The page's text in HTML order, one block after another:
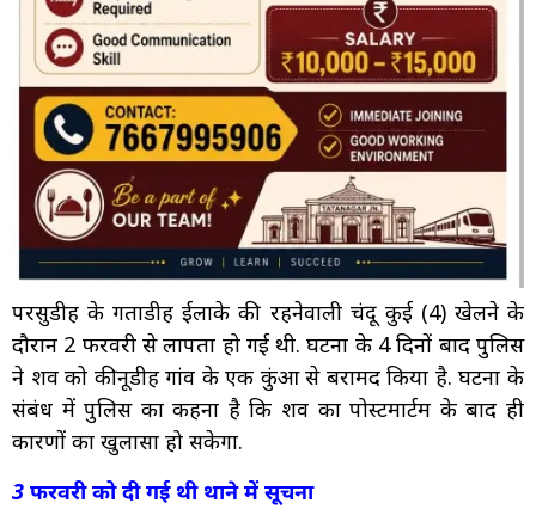
परसुडीह के गैंताडीह ईलाके की रहनेवाली चंदू कुई (4) खेलने के
दौरान 2 फरवरी से लापता हो गई थी. घटना के 4 दिनों बाद पुलिस
ने शव को कीनूडीह गांव के एक कुंआ से बरामद किया है. घटना के
संबंध में पुलिस का कहना है कि शव का पोस्टमार्टम के बाद ही
कारणों का खुलासा हो सकेगा.
3 फरवरी को दी गई थी थाने में सूचना